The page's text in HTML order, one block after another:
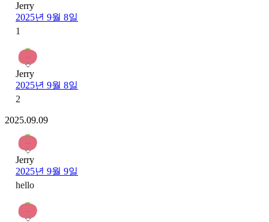
Jerry
2025년 9월 8일
1
Jerry
2025년 9월 8일
2
2025.09.09
Jerry
2025년 9월 9일
hello